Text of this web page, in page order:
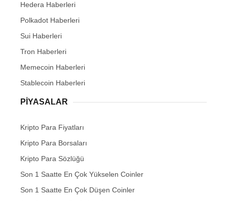
Hedera Haberleri
Polkadot Haberleri
Sui Haberleri
Tron Haberleri
Memecoin Haberleri
Stablecoin Haberleri
PIYASALAR
Kripto Para Fiyatları
Kripto Para Borsaları
Kripto Para Sözlüğü
Son 1 Saatte En Çok Yükselen Coinler
Son 1 Saatte En Çok Düşen Coinler